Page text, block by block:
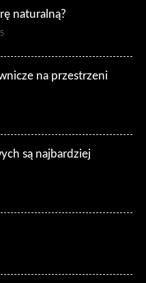
naturalną?
na przestrzeni
są najbardziej